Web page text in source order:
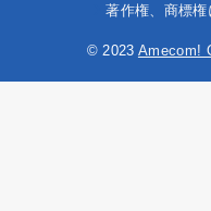
著作権、商標権
© 2023 Amecom!